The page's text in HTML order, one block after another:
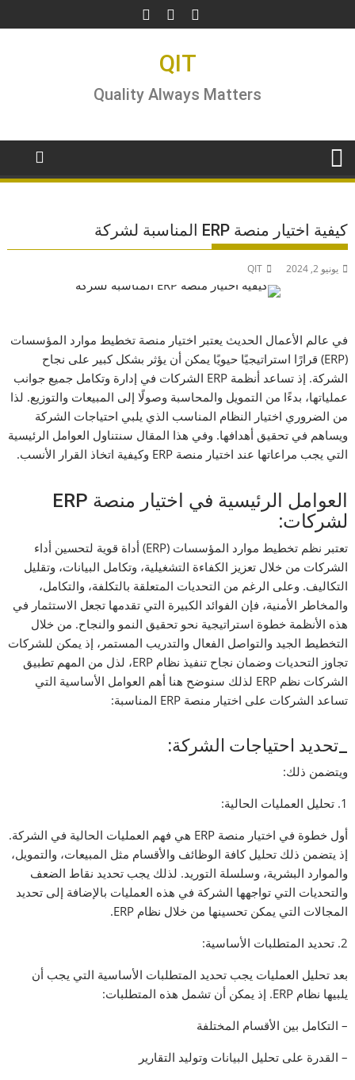
to
QIT
Quality Always Matters
كيفية اختيار منصة ERP المناسبة لشركة
يونيو 2, 2024 QIT
في عالم الأعمال الحديث يعتبر اختيار منصة تخطيط موارد المؤسسات
(ERP) قرارًا استراتيجيًا حيويًا يمكن أن يؤثر بشكل كبير على نجاح
الشركة. إذ تساعد أنظمة ERP الشركات في إدارة وتكامل جميع جوانب
عملياتها، بدءًا من التمويل والمحاسبة وصولًا إلى المبيعات والتوزيع. لذا
من الضروري اختيار النظام المناسب الذي يلبي احتياجات الشركة
ويساهم في تحقيق أهدافها. وفي هذا المقال سنتناول العوامل الرئيسية
التي يجب مراعاتها عند اختيار منصة ERP وكيفية اتخاذ القرار الأنسب.
العوامل الرئيسية في اختيار منصة ERP
لشركات:
تعتبر نظم تخطيط موارد المؤسسات (ERP) أداة قوية لتحسين أداء
الشركات من خلال تعزيز الكفاءة التشغيلية، وتكامل البيانات، وتقليل
التكاليف. وعلى الرغم من التحديات المتعلقة بالتكلفة، والتكامل،
والمخاطر الأمنية، فإن الفوائد الكبيرة التي تقدمها تجعل الاستثمار في
هذه الأنظمة خطوة استراتيجية نحو تحقيق النمو والنجاح. من خلال
التخطيط الجيد والتواصل الفعال والتدريب المستمر، إذ يمكن للشركات
تجاوز التحديات وضمان نجاح تنفيذ نظام ERP، لذل من المهم تطبيق
الشركات نظم ERP لذلك سنوضح هنا أهم العوامل الأساسية التي
تساعد الشركات على اختيار منصة ERP المناسبة:
_تحديد احتياجات الشركة:
ويتضمن ذلك:
1. تحليل العمليات الحالية:
أول خطوة في اختيار منصة ERP هي فهم العمليات الحالية في الشركة.
إذ يتضمن ذلك تحليل كافة الوظائف والأقسام مثل المبيعات، والتمويل،
والموارد البشرية، وسلسلة التوريد. لذلك يجب تحديد نقاط الضعف
والتحديات التي تواجهها الشركة في هذه العمليات بالإضافة إلى تحديد
المجالات التي يمكن تحسينها من خلال نظام ERP.
2. تحديد المتطلبات الأساسية:
بعد تحليل العمليات يجب تحديد المتطلبات الأساسية التي يجب أن
يلبيها نظام ERP. إذ يمكن أن تشمل هذه المتطلبات:
– التكامل بين الأقسام المختلفة
– القدرة على تحليل البيانات وتوليد التقارير